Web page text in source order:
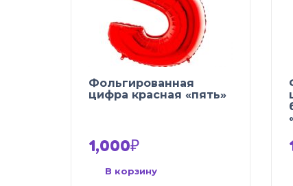
Фольгированная
цифра красная «пять»
1,000₽
В корзину